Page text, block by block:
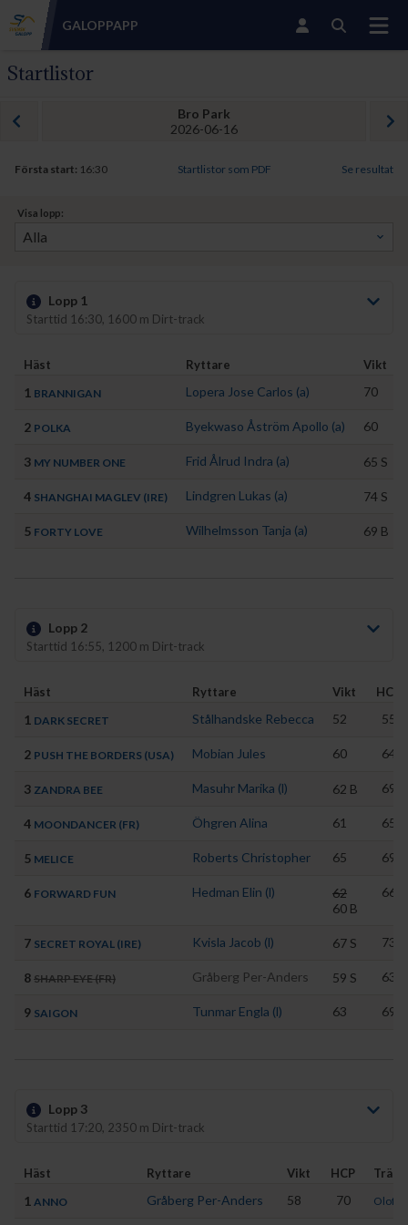
GALOPPAPP
Startlistor
Bro Park
2026-06-16
Första start: 16:30 Startlistor som PDF Se resultat
Visa lopp:
Lopp 1
Starttid 16:30, 1600 m Dirt-track
Häst Ryttare Vikt
1 BRANNIGAN Lopera Jose Carlos (a) 70
2 POLKA Byekwaso Åström Apollo (a) 60
3 MY NUMBER ONE Frid Ålrud Indra (a) 65 S
4 SHANGHAI MAGLEV (IRE) Lindgren Lukas (a) 74 S
5 FORTY LOVE Wilhelmsson Tanja (a) 69 B
Lopp 2
Starttid 16:55, 1200 m Dirt-track
Häst Ryttare Vikt HCP
1 DARK SECRET Stålhandske Rebecca 52 55
2 PUSH THE BORDERS (USA) Mobian Jules 60 64
3 ZANDRA BEE Masuhr Marika (l) 62 B 69
4 MOONDANCER (FR) Öhgren Alina 61 65
5 MELICE Roberts Christopher 65 69
6 FORWARD FUN Hedman Elin (l)
62
60 B
66
7 SECRET ROYAL (IRE) Kvisla Jacob (l) 67 S 73
8 SHARP EYE (FR) Gråberg Per-Anders 59 S 63
9 SAIGON Tunmar Engla (l) 63 69
Lopp 3
Starttid 17:20, 2350 m Dirt-track
Häst Ryttare Vikt HCP
1 ANNO Gråberg Per-Anders 58 70